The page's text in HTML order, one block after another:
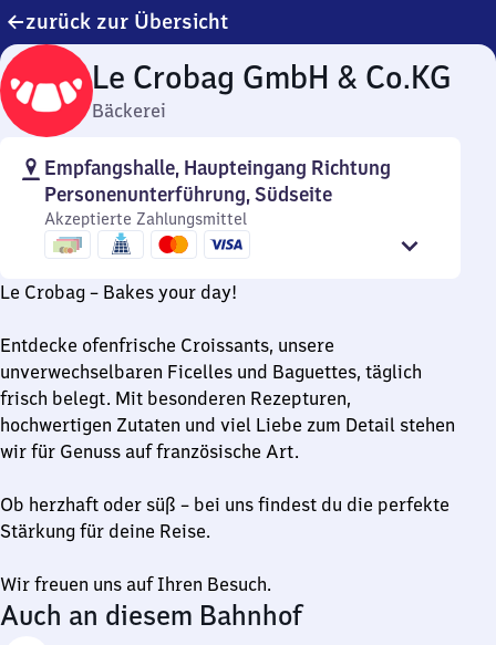
zurück zur Übersicht
Le Crobag GmbH & Co.KG
Bäckerei
Empfangshalle, Haupteingang Richtung
Personenunterführung, Südseite
Akzeptierte Zahlungsmittel
Le Crobag – Bakes your day!
Entdecke ofenfrische Croissants, unsere
unverwechselbaren Ficelles und Baguettes, täglich
frisch belegt. Mit besonderen Rezepturen,
hochwertigen Zutaten und viel Liebe zum Detail stehen
wir für Genuss auf französische Art.
Ob herzhaft oder süß – bei uns findest du die perfekte
Stärkung für deine Reise.
Wir freuen uns auf Ihren Besuch.
Auch an diesem Bahnhof